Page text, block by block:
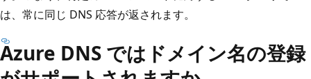
は、常に同じ DNS 応答が返されます。
Azure DNS ではドメイン名の登録